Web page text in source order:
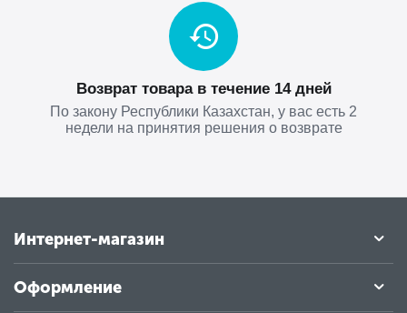
Возврат товара в течение 14 дней
По закону Республики Казахстан, у вас есть 2
недели на принятия решения о возврате
Интернет-магазин
Оформление